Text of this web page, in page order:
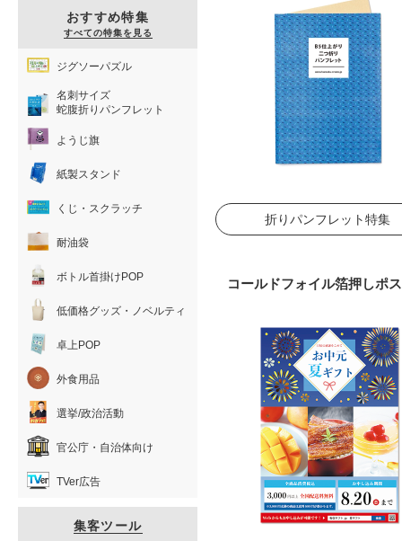
折りパンフレット特集
コールドフォイル箔押しポ
おすすめ特集
すべての特集を見る
ジグソーパズル
名刺サイズ
蛇腹折りパンフレット
ようじ旗
紙製スタンド
くじ・スクラッチ
耐油袋
ボトル首掛けPOP
低価格グッズ・ノベルティ
卓上POP
外食用品
選挙/政治活動
官公庁・自治体向け
TVer広告
集客ツール